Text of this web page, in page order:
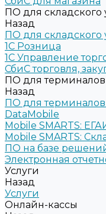
ПО для складского
Назад
ПО для складского
1C Розница
1С Управление
СбиС торговля,
ПО для
Назад
ПО для
DataMobile
Mobile SMARTS:
Mobile SMARTS:
ПО на базе
Электронная
Услуги
Назад
Услуги
Онлайн-кассы